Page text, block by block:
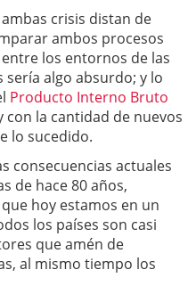
crisis distan de
ambos procesos
los entornos de las
algo absurdo; y lo
Producto Interno Bruto
con la cantidad de nuevos
lo sucedido.
consecuencias actuales
de hace 80 años,
hoy estamos en un
los países son casi
que amén de
al mismo tiempo los